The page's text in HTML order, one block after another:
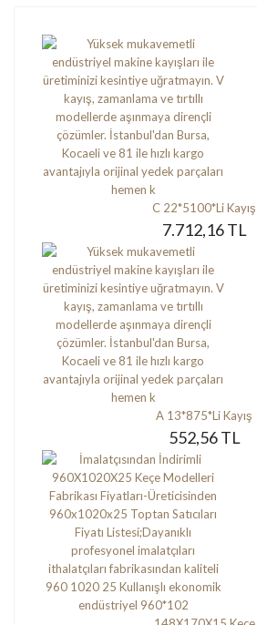
C 22*5100*Li Kayış
7.712,16 TL
A 13*875*Li Kayış
552,56 TL